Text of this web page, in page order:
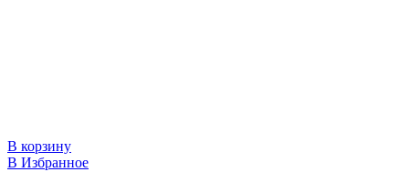
В корзину
В Избранное